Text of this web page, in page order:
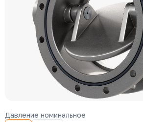
+7 (495) 215-24-81
Заказать звонок
zakaz325@ks-
Email для связи
Одинцово, Внуковская 9, пав. 31
Пункт выдачи заказов
Давление номинальное